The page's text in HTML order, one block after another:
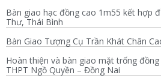
Bàn giao hạc đồng cao 1m55 kết hợp
Thư, Thái Bình
Bàn Giao Tượng Cụ Trần Khát Chân
Hoàn thiện và bàn giao mặt trống
THPT Ngồ Quyền – Đồng Nai